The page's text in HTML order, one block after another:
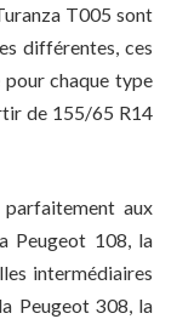
T005 sont
différentes, ces
chaque type
de 155/65 R14
aux
Peugeot 108, la
intermédiaires
Peugeot 308, la